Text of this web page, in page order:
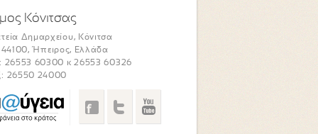
Κόνιτσας
Δημαρχείου, Κόνιτσα
44100, Ήπειρος, Ελλάδα
26553 60300 κ 26553 60326
26550 24000